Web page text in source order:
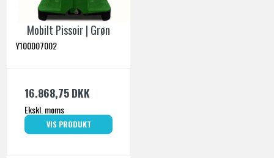
Mobilt Pissoir | Grøn
Y100007002
16.868,75 DKK
Ekskl. moms
VIS PRODUKT